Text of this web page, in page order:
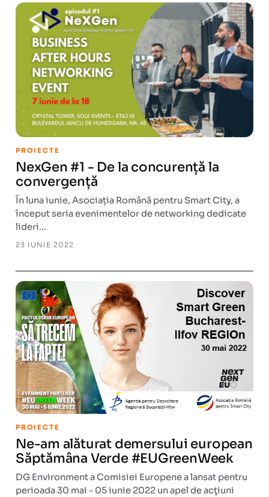
PROIECTE
NexGen #1 - De la concurență la
convergență
În luna iunie, Asociația Română pentru Smart City, a
început seria evenimentelor de networking dedicate
lideri…
23 IUNIE 2022
PROIECTE
Ne-am alăturat demersului european
Săptămâna Verde #EUGreenWeek
DG Environment a Comisiei Europene a lansat pentru
perioada 30 mai - 05 iunie 2022 un apel de acţiuni